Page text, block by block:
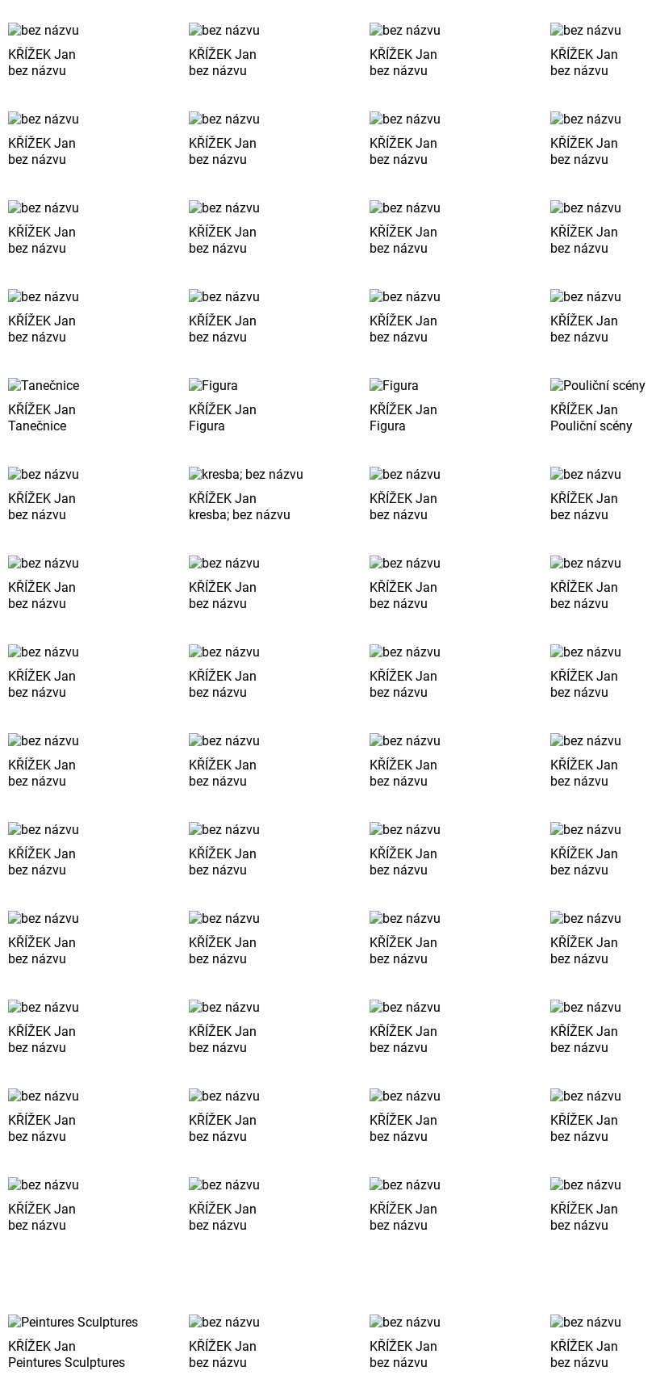
KŘÍŽEK Jan
bez názvu
KŘÍŽEK Jan
bez názvu
KŘÍŽEK Jan
bez názvu
KŘÍŽEK Jan
bez názvu
KŘÍŽEK Jan
bez názvu
KŘÍŽEK Jan
bez názvu
KŘÍŽEK Jan
bez názvu
KŘÍŽEK Jan
bez názvu
KŘÍŽEK Jan
bez názvu
KŘÍŽEK Jan
bez názvu
KŘÍŽEK Jan
bez názvu
KŘÍŽEK Jan
bez názvu
KŘÍŽEK Jan
bez názvu
KŘÍŽEK Jan
bez názvu
KŘÍŽEK Jan
bez názvu
KŘÍŽEK Jan
bez názvu
KŘÍŽEK Jan
Tanečnice
KŘÍŽEK Jan
Figura
KŘÍŽEK Jan
Figura
KŘÍŽEK Jan
Pouliční scény
KŘÍŽEK Jan
bez názvu
KŘÍŽEK Jan
kresba; bez názvu
KŘÍŽEK Jan
bez názvu
KŘÍŽEK Jan
bez názvu
KŘÍŽEK Jan
bez názvu
KŘÍŽEK Jan
bez názvu
KŘÍŽEK Jan
bez názvu
KŘÍŽEK Jan
bez názvu
KŘÍŽEK Jan
bez názvu
KŘÍŽEK Jan
bez názvu
KŘÍŽEK Jan
bez názvu
KŘÍŽEK Jan
bez názvu
KŘÍŽEK Jan
bez názvu
KŘÍŽEK Jan
bez názvu
KŘÍŽEK Jan
bez názvu
KŘÍŽEK Jan
bez názvu
KŘÍŽEK Jan
bez názvu
KŘÍŽEK Jan
bez názvu
KŘÍŽEK Jan
bez názvu
KŘÍŽEK Jan
bez názvu
KŘÍŽEK Jan
bez názvu
KŘÍŽEK Jan
bez názvu
KŘÍŽEK Jan
bez názvu
KŘÍŽEK Jan
bez názvu
KŘÍŽEK Jan
bez názvu
KŘÍŽEK Jan
bez názvu
KŘÍŽEK Jan
bez názvu
KŘÍŽEK Jan
bez názvu
KŘÍŽEK Jan
bez názvu
KŘÍŽEK Jan
bez názvu
KŘÍŽEK Jan
bez názvu
KŘÍŽEK Jan
bez názvu
KŘÍŽEK Jan
bez názvu
KŘÍŽEK Jan
bez názvu
KŘÍŽEK Jan
bez názvu
KŘÍŽEK Jan
bez názvu
KŘÍŽEK Jan
Peintures Sculptures
KŘÍŽEK Jan
bez názvu
KŘÍŽEK Jan
bez názvu
KŘÍŽEK Jan
bez názvu